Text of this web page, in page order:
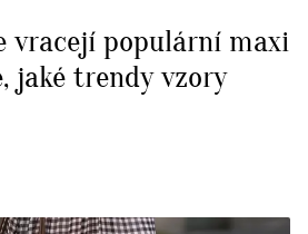
vracejí populární maxi
jaké trendy vzory